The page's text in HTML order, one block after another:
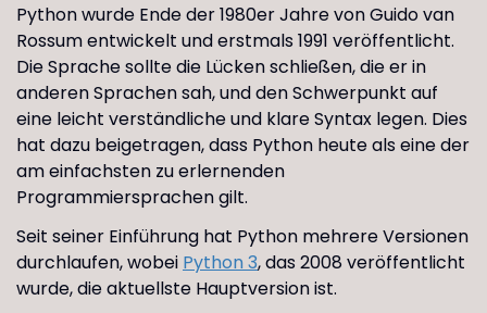
Python wurde Ende der 1980er Jahre von Guido van
Rossum entwickelt und erstmals 1991 veröffentlicht.
Die Sprache sollte die Lücken schließen, die er in
anderen Sprachen sah, und den Schwerpunkt auf
eine leicht verständliche und klare Syntax legen. Dies
hat dazu beigetragen, dass Python heute als eine der
am einfachsten zu erlernenden
Programmiersprachen gilt.
Seit seiner Einführung hat Python mehrere Versionen
durchlaufen, wobei Python 3, das 2008 veröffentlicht
wurde, die aktuellste Hauptversion ist.